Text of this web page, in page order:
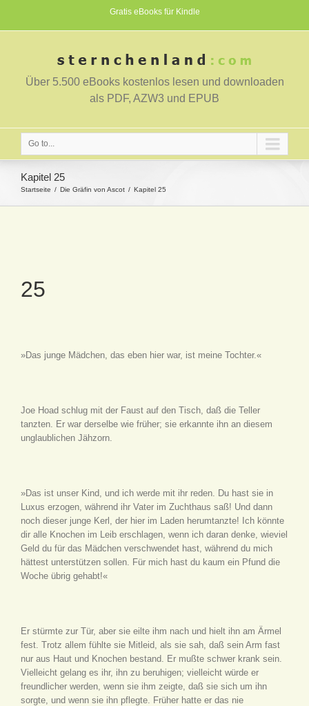
Gratis eBooks für Kindle
Über 5.500 eBooks kostenlos lesen und downloaden
als PDF, AZW3 und EPUB
Go to...
Kapitel 25
Startseite Die Gräfin von Ascot Kapitel 25
25
»Das junge Mädchen, das eben hier war, ist meine Tochter.«
Joe Hoad schlug mit der Faust auf den Tisch, daß die Teller
tanzten. Er war derselbe wie früher; sie erkannte ihn an diesem
unglaublichen Jähzorn.
»Das ist unser Kind, und ich werde mit ihr reden. Du hast sie in
Luxus erzogen, während ihr Vater im Zuchthaus saß! Und dann
noch dieser junge Kerl, der hier im Laden herumtanzte! Ich könnte
dir alle Knochen im Leib erschlagen, wenn ich daran denke, wieviel
Geld du für das Mädchen verschwendet hast, während du mich
hättest unterstützen sollen. Für mich hast du kaum ein Pfund die
Woche übrig gehabt!«
Er stürmte zur Tür, aber sie eilte ihm nach und hielt ihn am Ärmel
fest. Trotz allem fühlte sie Mitleid, als sie sah, daß sein Arm fast
nur aus Haut und Knochen bestand. Er mußte schwer krank sein.
Vielleicht gelang es ihr, ihn zu beruhigen; vielleicht würde er
freundlicher werden, wenn sie ihm zeigte, daß sie sich um ihn
sorgte, und wenn sie ihn pflegte. Früher hatte er das nie